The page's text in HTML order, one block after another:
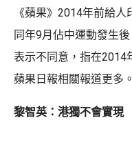
《蘋果》2014年前給
同年9月佔中運動發生
表示不同意，指在2014
蘋果日報相關報道更多。
黎智英：港獨不會實